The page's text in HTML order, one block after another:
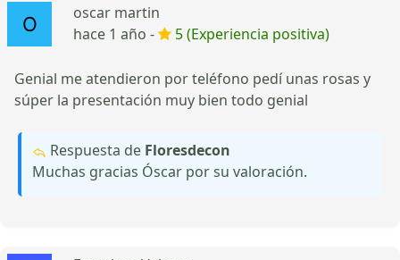
oscar martin
hace 1 año -
5 (Experiencia positiva)
Genial me atendieron por teléfono pedí unas rosas y
súper la presentación muy bien todo genial
Respuesta de Floresdecon
Muchas gracias Óscar por su valoración.